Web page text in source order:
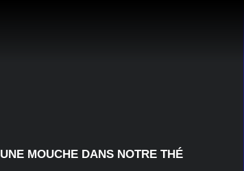
UNE MOUCHE DANS NOTRE THÉ